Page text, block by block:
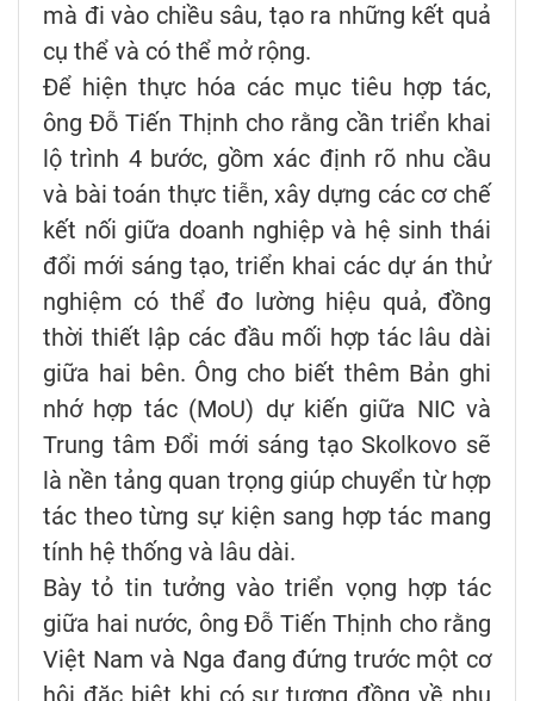
mà đi vào chiều sâu, tạo ra những kết quả
cụ thể và có thể mở rộng.
Để hiện thực hóa các mục tiêu hợp tác,
ông Đỗ Tiến Thịnh cho rằng cần triển khai
lộ trình 4 bước, gồm xác định rõ nhu cầu
và bài toán thực tiễn, xây dựng các cơ chế
kết nối giữa doanh nghiệp và hệ sinh thái
đổi mới sáng tạo, triển khai các dự án thử
nghiệm có thể đo lường hiệu quả, đồng
thời thiết lập các đầu mối hợp tác lâu dài
giữa hai bên. Ông cho biết thêm Bản ghi
nhớ hợp tác (MoU) dự kiến giữa NIC và
Trung tâm Đổi mới sáng tạo Skolkovo sẽ
là nền tảng quan trọng giúp chuyển từ hợp
tác theo từng sự kiện sang hợp tác mang
tính hệ thống và lâu dài.
Bày tỏ tin tưởng vào triển vọng hợp tác
giữa hai nước, ông Đỗ Tiến Thịnh cho rằng
Việt Nam và Nga đang đứng trước một cơ
hội đặc biệt khi có sự tương đồng về nhu